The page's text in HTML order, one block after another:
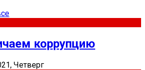
коррупцию
Четверг